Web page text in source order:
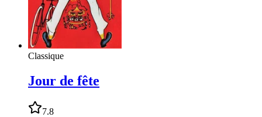
Classique
Jour de fête
7.8